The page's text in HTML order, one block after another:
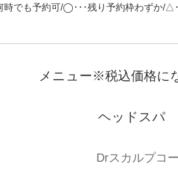
でも予約可/◯･･･残り予約枠わずか/△･
メニュー※税込価格に
ヘッドスパ
Drスカルプコ